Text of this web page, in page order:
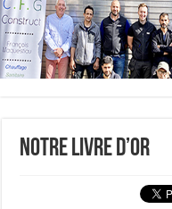
Notre livre d’or